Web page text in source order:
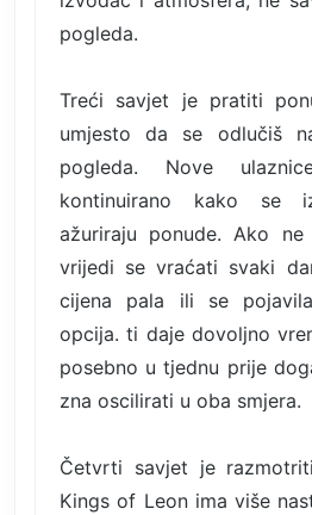
pogleda.
Treći savjet je pratiti
umjesto da se odlučiš
pogleda. Nove
kontinuirano kako se
ažuriraju ponude. Ako
vrijedi se vraćati svaki
cijena pala ili se
opcija. ti daje dovoljno
posebno u tjednu prije
zna oscilirati u oba smjera.
Četvrti savjet je
Kings of Leon ima više